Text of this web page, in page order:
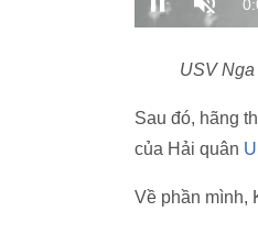
USV
Sau đó, hãng
của Hải quân
Về phần mình,